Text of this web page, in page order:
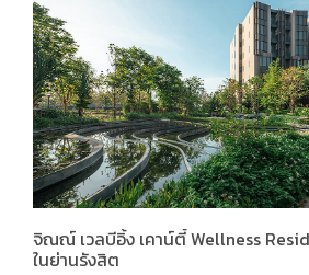
จิณณ์ เวลบีอิ้ง เคาน์ตี้ Wellness
ในย่านรังสิต